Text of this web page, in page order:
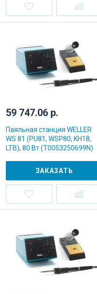
59 747.06 р.
Паяльная станция WELLER
WS 81 (PU81, WSP80, KH18,
LTB), 80 Вт (T0053250699N)
ЗАКАЗАТЬ